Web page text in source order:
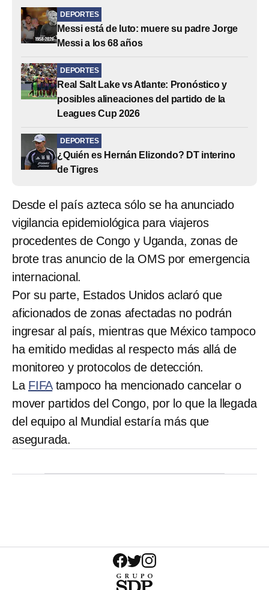
DEPORTES
Messi está de luto: muere su padre Jorge
Messi a los 68 años
DEPORTES
Real Salt Lake vs Atlante: Pronóstico y
posibles alineaciones del partido de la
Leagues Cup 2026
DEPORTES
¿Quién es Hernán Elizondo? DT interino
de Tigres
Desde el país azteca sólo se ha anunciado
vigilancia epidemiológica para viajeros
procedentes de Congo y Uganda, zonas de
brote tras anuncio de la OMS por emergencia
internacional.
Por su parte, Estados Unidos aclaró que
aficionados de zonas afectadas no podrán
ingresar al país, mientras que México tampoco
ha emitido medidas al respecto más allá de
monitoreo y protocolos de detección.
La FIFAtampoco ha mencionado cancelar o
mover partidos del Congo, por lo que la llegada
del equipo al Mundial estaría más que
asegurada.